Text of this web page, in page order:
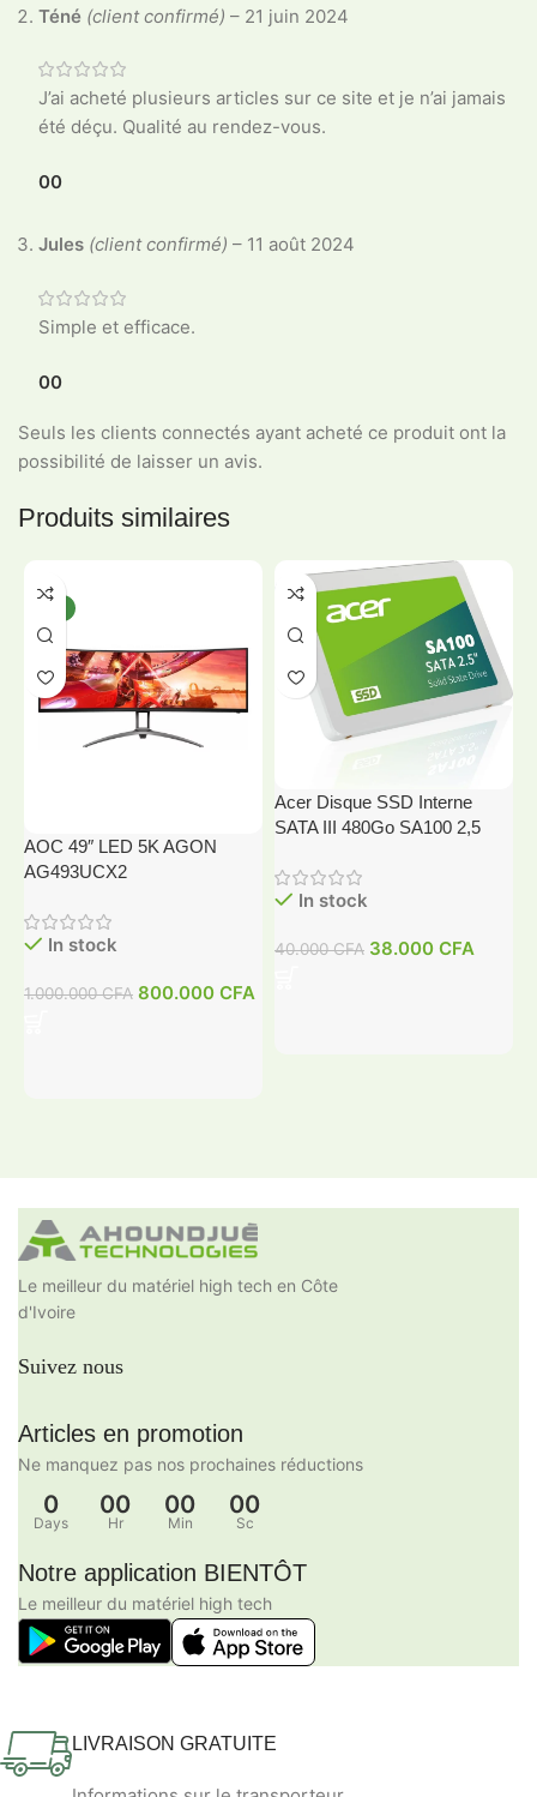
Téné (client confirmé) – 21 juin 2024
J’ai acheté plusieurs articles sur ce site et je n’ai jamais
été déçu. Qualité au rendez-vous.
00
Jules (client confirmé) – 11 août 2024
Simple et efficace.
00
Seuls les clients connectés ayant acheté ce produit ont la
possibilité de laisser un avis.
Produits similaires
AOC 49″ LED 5K AGON
AG493UCX2
In stock
1.000.000CFA 800.000 CFA
-5%
Acer Disque SSD Interne
SATA III 480Go SA100 2,5
In stock
40.000CFA 38.000 CFA
Le meilleur du matériel high tech en Côte
d'Ivoire
Suivez nous
Articles en promotion
Ne manquez pas nos prochaines réductions
0
Days
00
Hr
00
Min
00
Sc
Notre application BIENTÔT
Le meilleur du matériel high tech
LIVRAISON GRATUITE